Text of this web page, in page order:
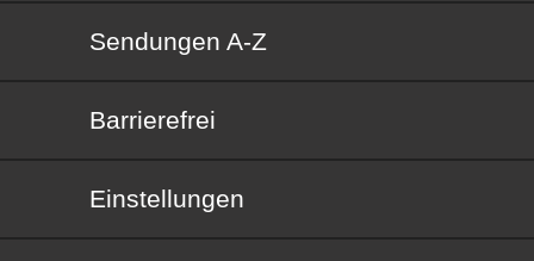
Sendungen von A bis Z
Sendungen A-Z
Barrierefrei
Barrierefrei
Einstellungen